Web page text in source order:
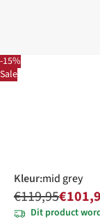
-15%
Sale
Kleur:mid grey
€119,95
Dit product